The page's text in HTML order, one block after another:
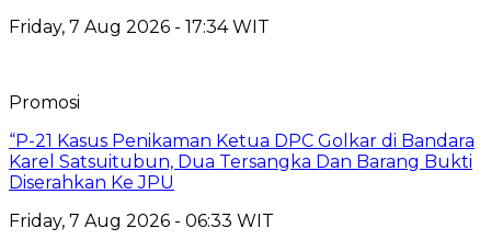
Friday, 7 Aug 2026 - 17:34 WIT
Promosi
“P-21 Kasus Penikaman Ketua DPC Golkar di Bandara
Karel Satsuitubun, Dua Tersangka Dan Barang Bukti
Diserahkan Ke JPU
Friday, 7 Aug 2026 - 06:33 WIT